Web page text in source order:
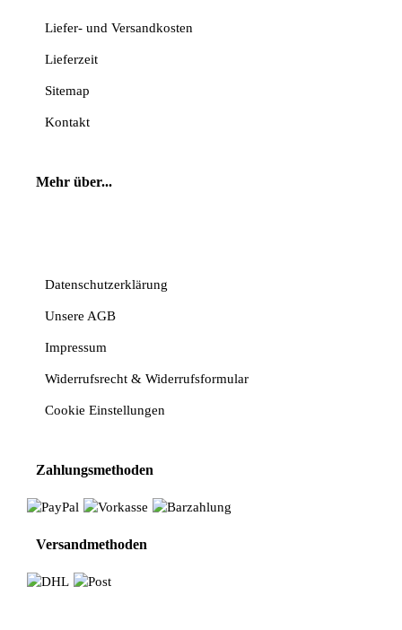
Liefer- und Versandkosten
Lieferzeit
Sitemap
Kontakt
Mehr über...
Datenschutzerklärung
Unsere AGB
Impressum
Widerrufsrecht & Widerrufsformular
Cookie Einstellungen
Zahlungsmethoden
Versandmethoden